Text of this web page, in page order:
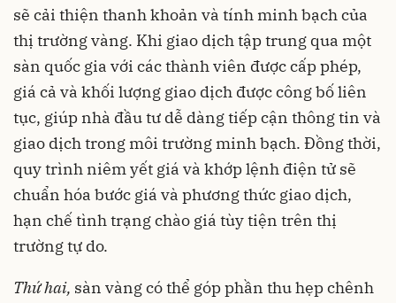
sẽ cải thiện thanh khoản và tính minh bạch của
thị trường vàng. Khi giao dịch tập trung qua một
sàn quốc gia với các thành viên được cấp phép,
giá cả và khối lượng giao dịch được công bố liên
tục, giúp nhà đầu tư dễ dàng tiếp cận thông tin và
giao dịch trong môi trường minh bạch. Đồng thời,
quy trình niêm yết giá và khớp lệnh điện tử sẽ
chuẩn hóa bước giá và phương thức giao dịch,
hạn chế tình trạng chào giá tùy tiện trên thị
trường tự do.
Thứ hai, sàn vàng có thể góp phần thu hẹp chênh